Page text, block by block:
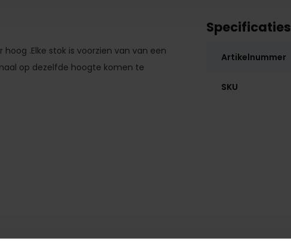
.Elke stok is voorzien van van een
op dezelfde hoogte komen te
Specificaties
Artikelnummer
SKU